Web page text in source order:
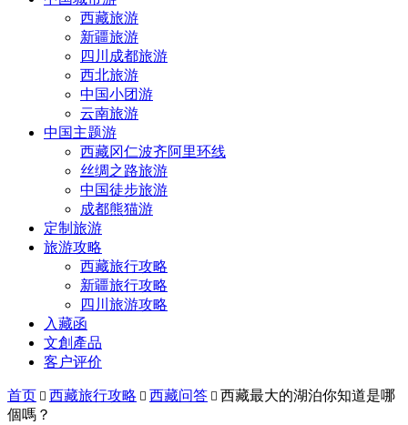
西藏旅游
新疆旅游
四川成都旅游
西北旅游
中国小团游
云南旅游
中国主题游
西藏冈仁波齐阿里环线
丝绸之路旅游
中国徒步旅游
成都熊猫游
定制旅游
旅游攻略
西藏旅行攻略
新疆旅行攻略
四川旅游攻略
入藏函
文創產品
客户评价
首页  西藏旅行攻略  西藏问答  西藏最大的湖泊你知道是哪
個嗎？